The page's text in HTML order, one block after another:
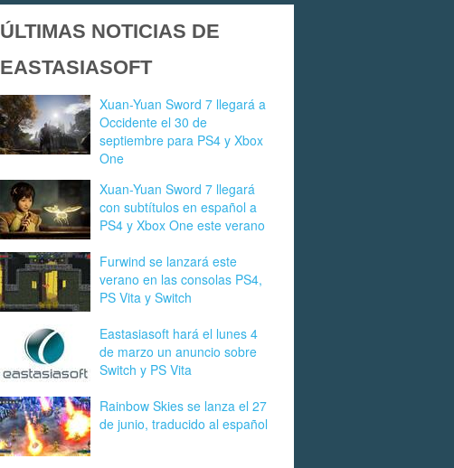
ÚLTIMAS NOTICIAS DE
EASTASIASOFT
Xuan-Yuan Sword 7 llegará a
Occidente el 30 de
septiembre para PS4 y Xbox
One
Xuan-Yuan Sword 7 llegará
con subtítulos en español a
PS4 y Xbox One este verano
Furwind se lanzará este
verano en las consolas PS4,
PS Vita y Switch
Eastasiasoft hará el lunes 4
de marzo un anuncio sobre
Switch y PS Vita
Rainbow Skies se lanza el 27
de junio, traducido al español